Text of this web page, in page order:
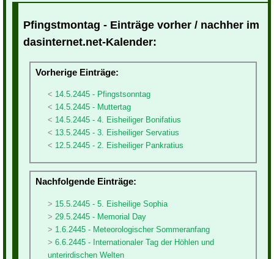
Pfingstmontag - Einträge vorher / nachher im
dasinternet.net-Kalender:
Vorherige Einträge:
14.5.2445 - Pfingstsonntag
14.5.2445 - Muttertag
14.5.2445 - 4. Eisheiliger Bonifatius
13.5.2445 - 3. Eisheiliger Servatius
12.5.2445 - 2. Eisheiliger Pankratius
Nachfolgende Einträge:
15.5.2445 - 5. Eisheilige Sophia
29.5.2445 - Memorial Day
1.6.2445 - Meteorologischer Sommeranfang
6.6.2445 - Internationaler Tag der Höhlen und
unterirdischen Welten